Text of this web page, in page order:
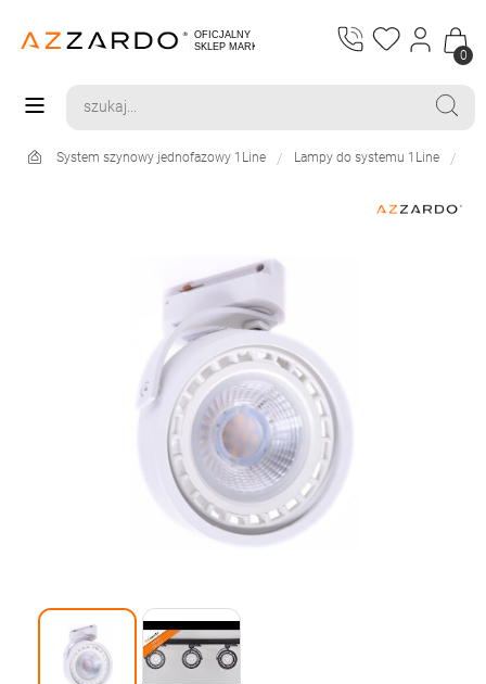
0
System szynowy jednofazowy 1Line Lampy do systemu 1Line